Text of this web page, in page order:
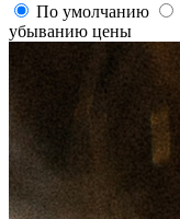
По умолчанию
убыванию цены